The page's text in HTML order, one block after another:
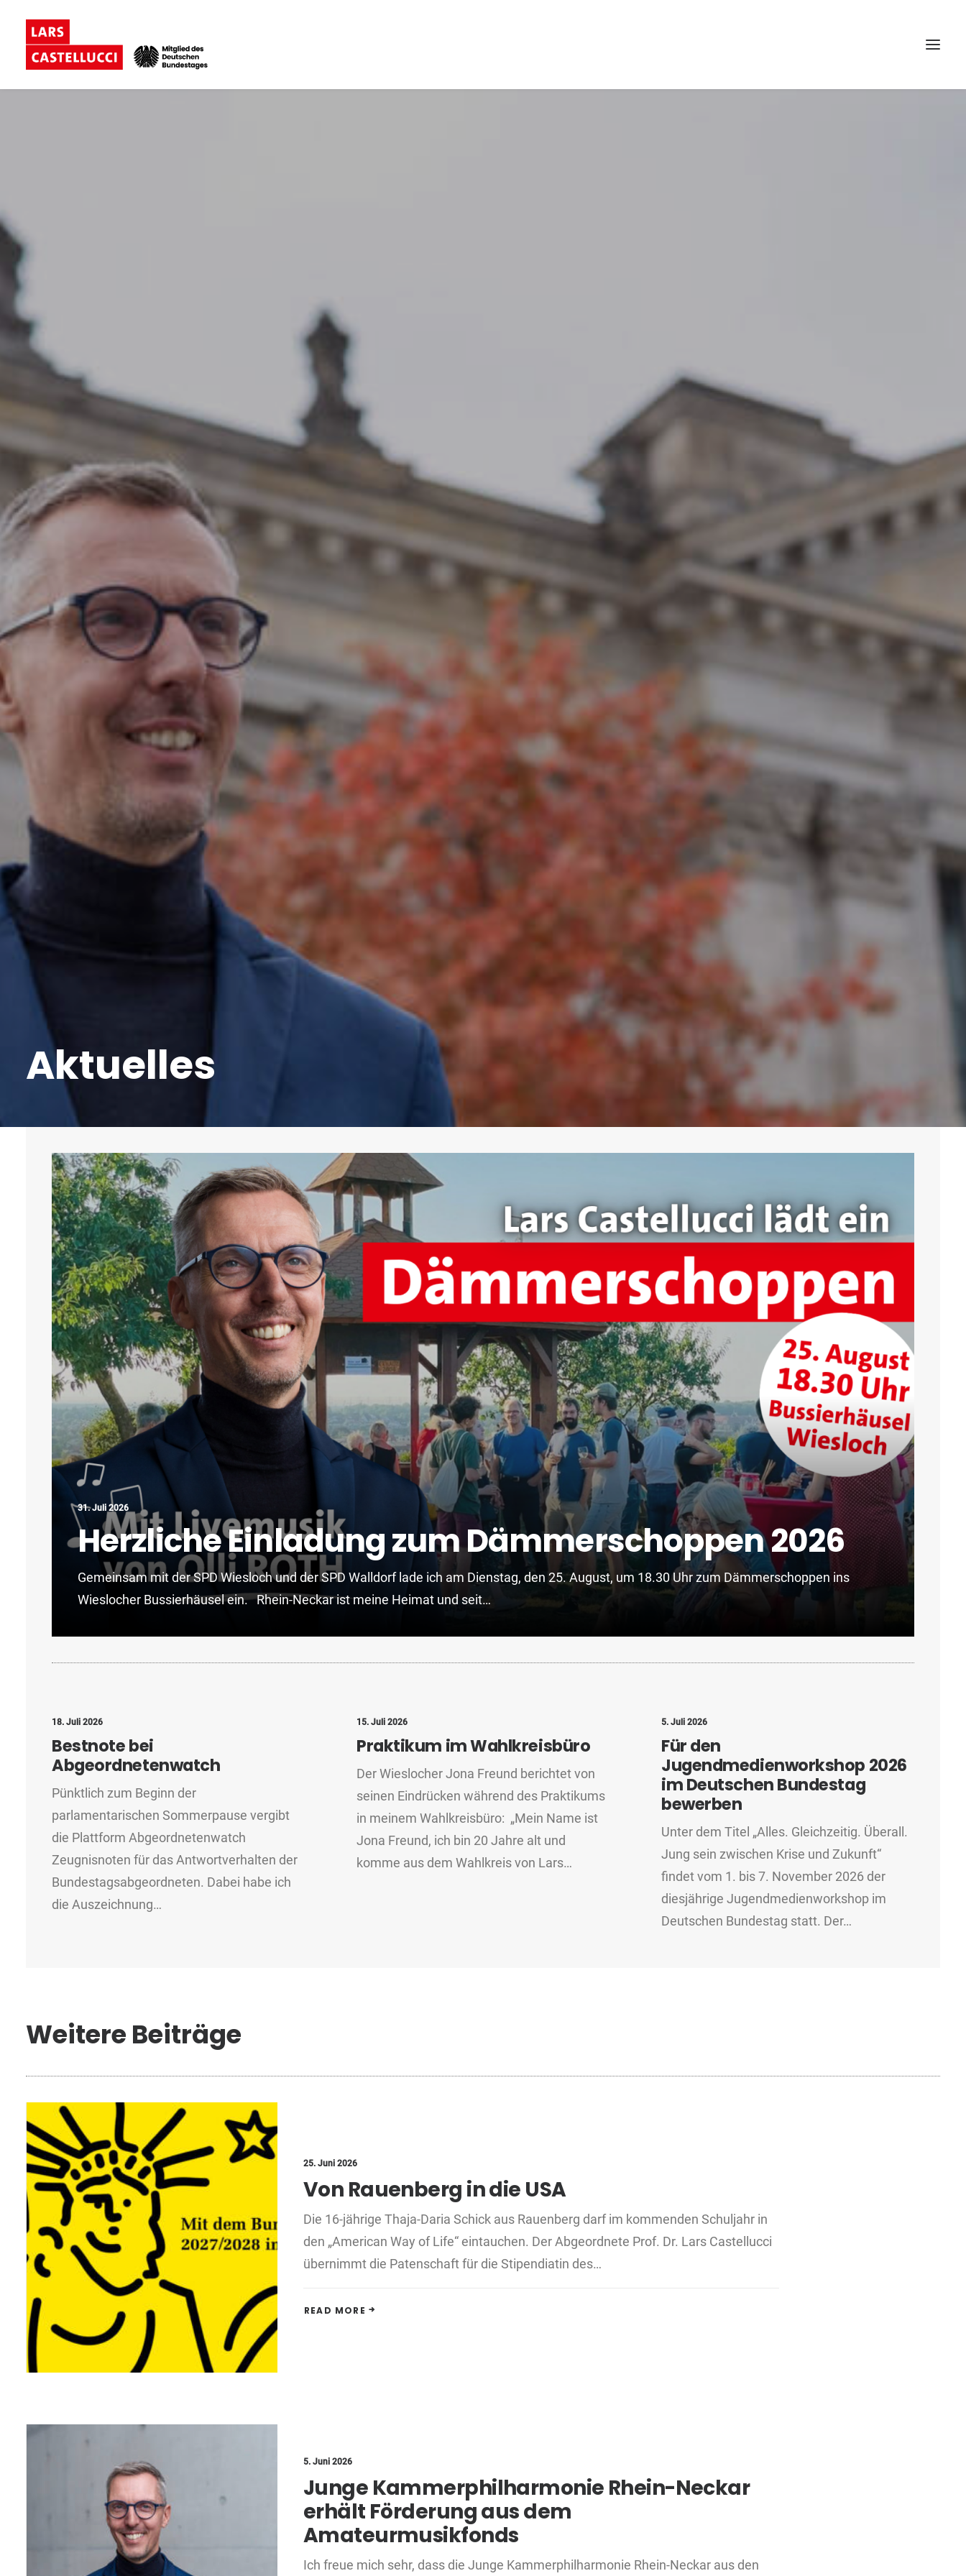
Aktuelles
31. Juli 2026
Herzliche Einladung zum Dämmerschoppen 2026
Gemeinsam mit der SPD Wiesloch und der SPD Walldorf lade ich am Dienstag, den 25. August, um 18.30 Uhr zum Dämmerschoppen ins
Wieslocher Bussierhäusel ein. Rhein-Neckar ist meine Heimat und seit…
18. Juli 2026
Bestnote bei
Abgeordnetenwatch
Pünktlich zum Beginn der
parlamentarischen Sommerpause vergibt
die Plattform Abgeordnetenwatch
Zeugnisnoten für das Antwortverhalten der
Bundestagsabgeordneten. Dabei habe ich
die Auszeichnung…
15. Juli 2026
Praktikum im Wahlkreisbüro
Der Wieslocher Jona Freund berichtet von
seinen Eindrücken während des Praktikums
in meinem Wahlkreisbüro: „Mein Name ist
Jona Freund, ich bin 20 Jahre alt und
komme aus dem Wahlkreis von Lars…
5. Juli 2026
Für den
Jugendmedienworkshop 2026
im Deutschen Bundestag
bewerben
Unter dem Titel „Alles. Gleichzeitig. Überall.
Jung sein zwischen Krise und Zukunft“
findet vom 1. bis 7. November 2026 der
diesjährige Jugendmedienworkshop im
Deutschen Bundestag statt. Der…
Weitere Beiträge
25. Juni 2026
Von Rauenberg in die USA
Die 16-jährige Thaja-Daria Schick aus Rauenberg darf im kommenden Schuljahr in
den „American Way of Life“ eintauchen. Der Abgeordnete Prof. Dr. Lars Castellucci
übernimmt die Patenschaft für die Stipendiatin des…
READ MORE
5. Juni 2026
Junge Kammerphilharmonie Rhein-Neckar
erhält Förderung aus dem
Amateurmusikfonds
Ich freue mich sehr, dass die Junge Kammerphilharmonie Rhein-Neckar aus den